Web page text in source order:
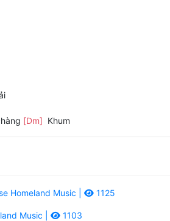
[Dm] Khum
Homeland Music | 1125
Music | 1103